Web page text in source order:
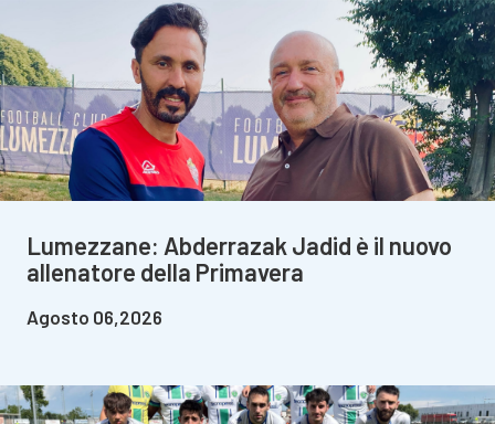
Lumezzane: Abderrazak Jadid è il nuovo
allenatore della Primavera
Agosto 06,2026